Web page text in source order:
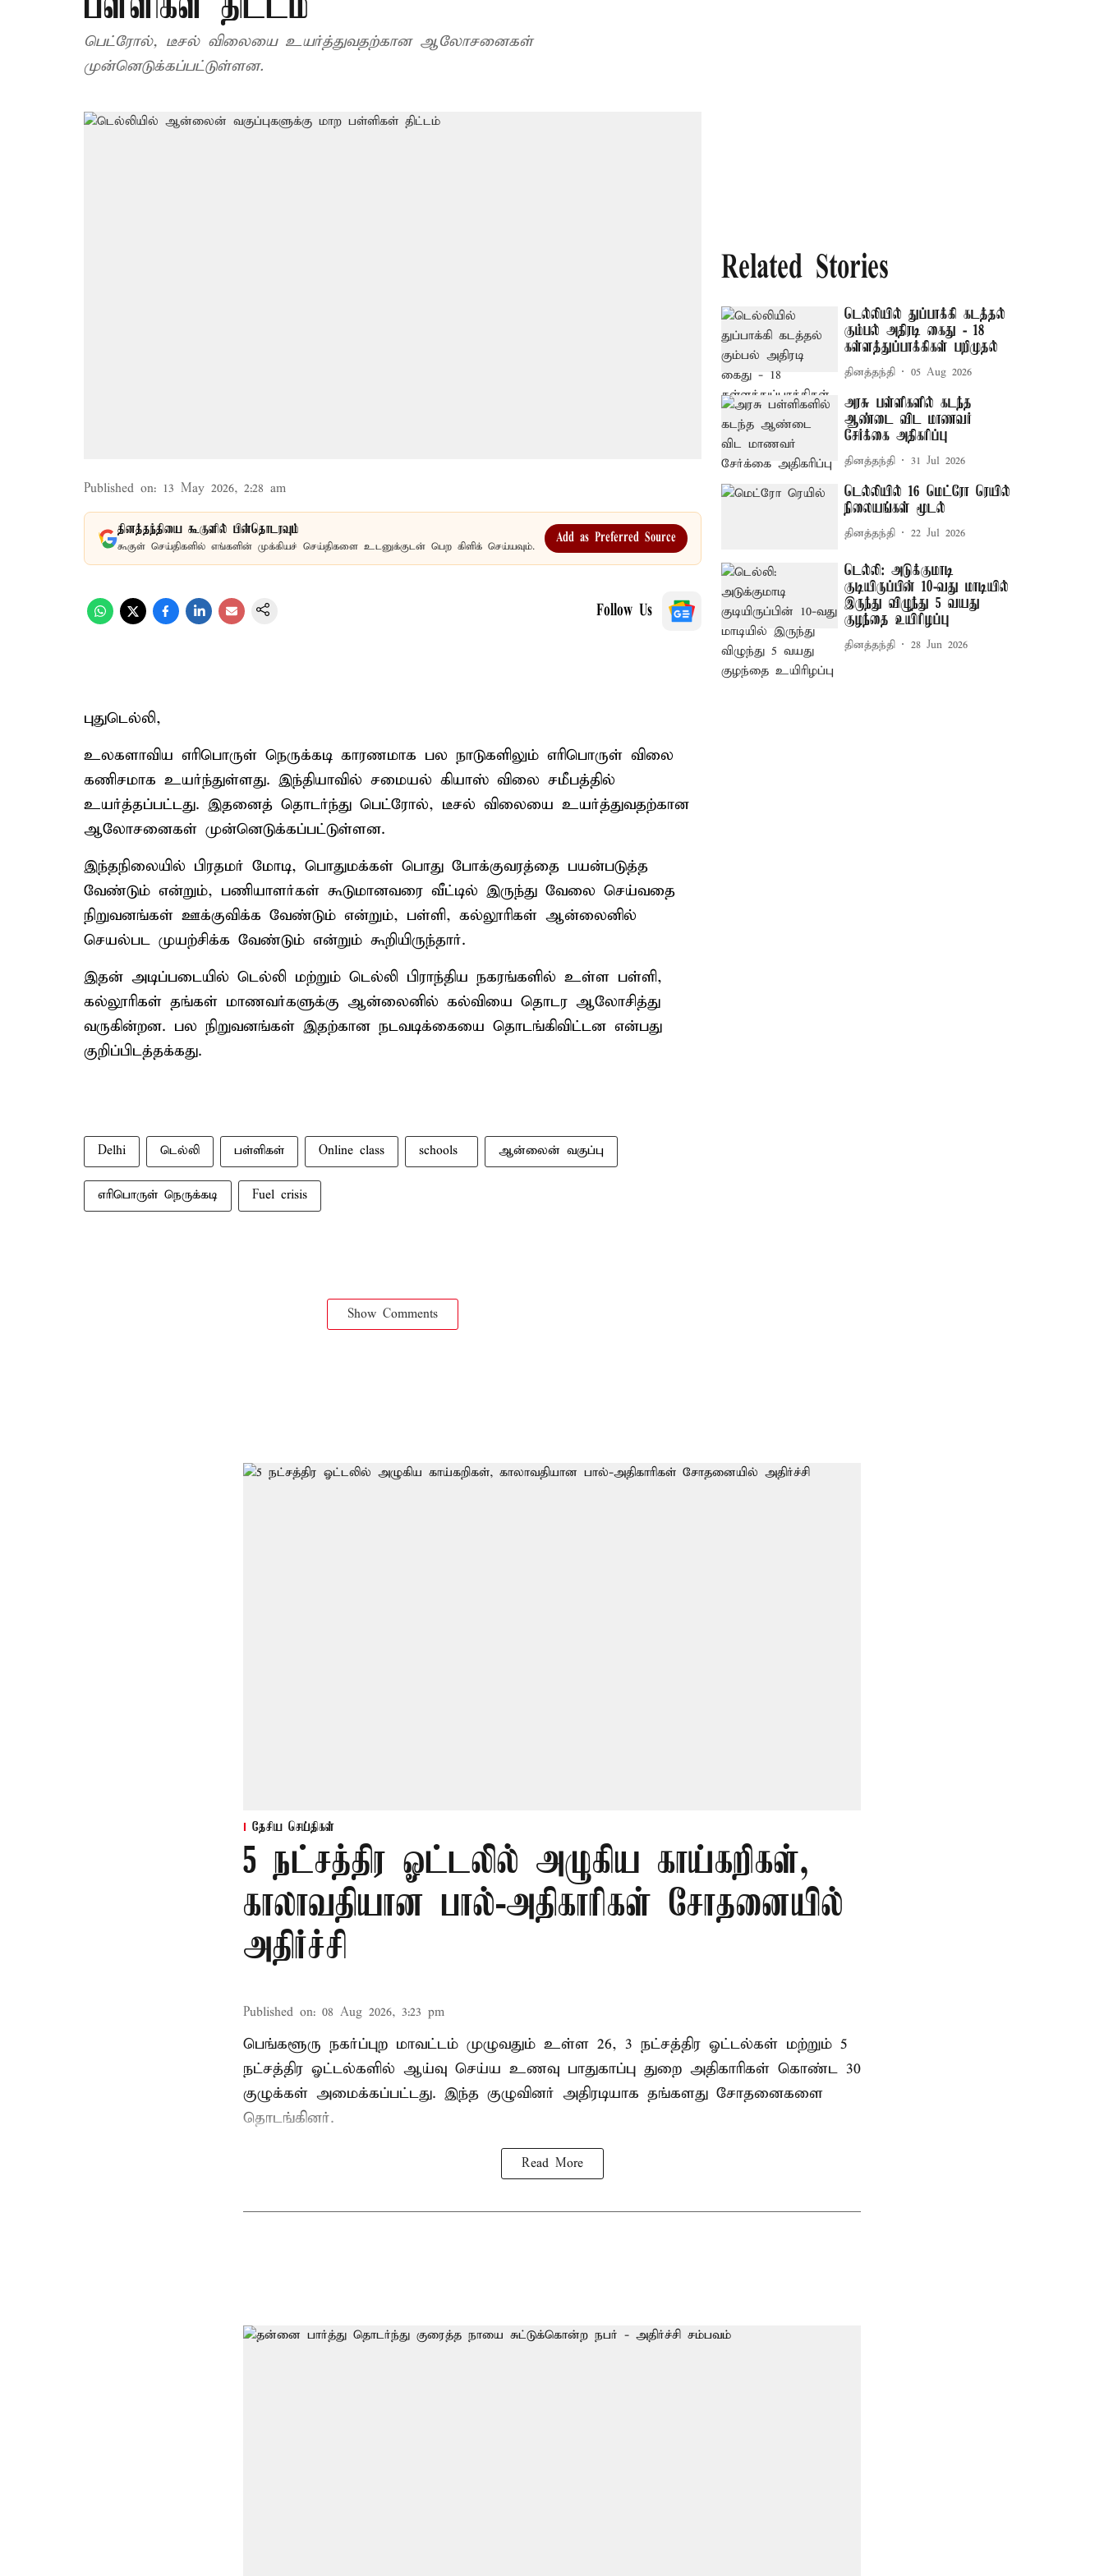
பெட்ரோல், டீசல் விலையை உயர்த்துவதற்கான ஆலோசனைகள்
முன்னெடுக்கப்பட்டுள்ளன.
Published on: 13 May 2026, 2:28 am
தினத்தந்தியை கூகுளில் பின்தொடரவும்
கூகுள் செய்திகளில் எங்களின் முக்கியச் செய்திகளை உடனுக்குடன் பெற கிளிக் செய்யவும்.
Add as Preferred Source
Follow Us
புதுடெல்லி,
உலகளாவிய எரிபொருள் நெருக்கடி காரணமாக பல நாடுகளிலும் எரிபொருள் விலை
கணிசமாக உயர்ந்துள்ளது. இந்தியாவில் சமையல் கியாஸ் விலை சமீபத்தில்
உயர்த்தப்பட்டது. இதனைத் தொடர்ந்து பெட்ரோல், டீசல் விலையை உயர்த்துவதற்கான
ஆலோசனைகள் முன்னெடுக்கப்பட்டுள்ளன.
இந்தநிலையில் பிரதமர் மோடி, பொதுமக்கள் பொது போக்குவரத்தை பயன்படுத்த
வேண்டும் என்றும், பணியாளர்கள் கூடுமானவரை வீட்டில் இருந்து வேலை செய்வதை
நிறுவனங்கள் ஊக்குவிக்க வேண்டும் என்றும், பள்ளி, கல்லூரிகள் ஆன்லைனில்
செயல்பட முயற்சிக்க வேண்டும் என்றும் கூறியிருந்தார்.
இதன் அடிப்படையில் டெல்லி மற்றும் டெல்லி பிராந்திய நகரங்களில் உள்ள பள்ளி,
கல்லூரிகள் தங்கள் மாணவர்களுக்கு ஆன்லைனில் கல்வியை தொடர ஆலோசித்து
வருகின்றன. பல நிறுவனங்கள் இதற்கான நடவடிக்கையை தொடங்கிவிட்டன என்பது
குறிப்பிடத்தக்கது.
Delhi டெல்லி பள்ளிகள் Online class schools ​ ஆன்லைன் வகுப்பு
எரிபொருள் நெருக்கடி Fuel crisis
Show Comments
Related Stories
டெல்லியில் துப்பாக்கி கடத்தல்
கும்பல் அதிரடி கைது - 18
கள்ளத்துப்பாக்கிகள் பறிமுதல்
தினத்தந்தி 05 Aug 2026
அரசு பள்ளிகளில் கடந்த
ஆண்டை விட மாணவர்
சேர்க்கை அதிகரிப்பு
தினத்தந்தி 31 Jul 2026
டெல்லியில் 16 மெட்ரோ ரெயில்
நிலையங்கள் மூடல்
தினத்தந்தி 22 Jul 2026
டெல்லி: அடுக்குமாடி
குடியிருப்பின் 10-வது மாடியில்
இருந்து விழுந்து 5 வயது
குழந்தை உயிரிழப்பு
தினத்தந்தி 28 Jun 2026
தேசிய செய்திகள்
5 நட்சத்திர ஓட்டலில் அழுகிய காய்கறிகள்,
காலாவதியான பால்-அதிகாரிகள் சோதனையில்
அதிர்ச்சி
Published on: 08 Aug 2026, 3:23 pm
பெங்களூரு நகர்ப்புற மாவட்டம் முழுவதும் உள்ள 26, 3 நட்சத்திர ஓட்டல்கள் மற்றும் 5
நட்சத்திர ஓட்டல்களில் ஆய்வு செய்ய உணவு பாதுகாப்பு துறை அதிகாரிகள் கொண்ட 30
குழுக்கள் அமைக்கப்பட்டது. இந்த குழுவினர் அதிரடியாக தங்களது சோதனைகளை
தொடங்கினர்.
Read More